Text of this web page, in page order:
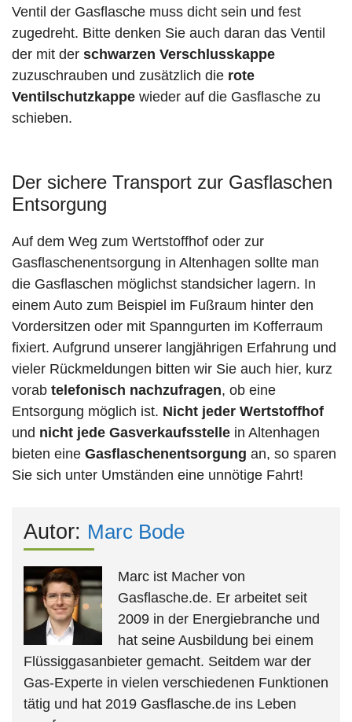
Ventil der Gasflasche muss dicht sein und fest
zugedreht. Bitte denken Sie auch daran das Ventil
der mit der schwarzen Verschlusskappe
zuzuschrauben und zusätzlich die rote
Ventilschutzkappe wieder auf die Gasflasche zu
schieben.
Der sichere Transport zur Gasflaschen
Entsorgung
Auf dem Weg zum Wertstoffhof oder zur
Gasflaschenentsorgung in Altenhagen sollte man
die Gasflaschen möglichst standsicher lagern. In
einem Auto zum Beispiel im Fußraum hinter den
Vordersitzen oder mit Spanngurten im Kofferraum
fixiert. Aufgrund unserer langjährigen Erfahrung und
vieler Rückmeldungen bitten wir Sie auch hier, kurz
vorab telefonisch nachzufragen, ob eine
Entsorgung möglich ist. Nicht jeder Wertstoffhof
und nicht jede Gasverkaufsstelle in Altenhagen
bieten eine Gasflaschenentsorgung an, so sparen
Sie sich unter Umständen eine unnötige Fahrt!
Autor: Marc Bode
Marc ist Macher von
Gasflasche.de. Er arbeitet seit
2009 in der Energiebranche und
hat seine Ausbildung bei einem
Flüssiggasanbieter gemacht. Seitdem war der
Gas-Experte in vielen verschiedenen Funktionen
tätig und hat 2019 Gasflasche.de ins Leben